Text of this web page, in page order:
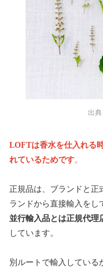
出典
LOFTは香水を仕入れる
れているためです。
正規品は、ブランドと正
ランドから直接輸入をし
並行輸入品とは正規代理
しています。
別ルートで輸入している